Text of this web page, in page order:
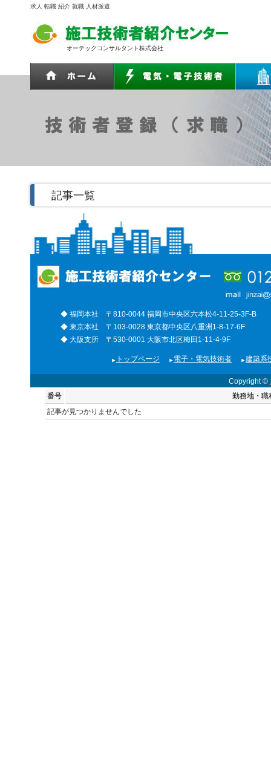
求人 転職 紹介 就職 人材派遣
オーテックコンサルタント株式会社
記事一覧
◆ 福岡本社 〒810-0044 福岡市中央区六本松4-11-25-3F-B
◆ 東京本社 〒103-0028 東京都中央区八重洲1-8-17-6F
◆ 大阪支所 〒530-0001 大阪市北区梅田1-11-4-9F
トップページ 電子・電気技術者 建築系
Copyright ©
番号
勤務地・職
記事が見つかりませんでした